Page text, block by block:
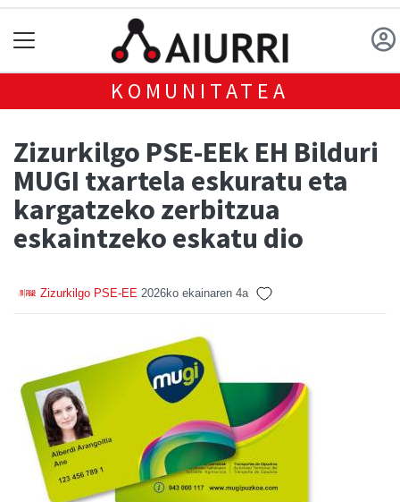
KOMUNITATEA
Zizurkilgo PSE-EEk EH Bilduri
MUGI txartela eskuratu eta
kargatzeko zerbitzua
eskaintzeko eskatu dio
Zizurkilgo PSE-EE 2026ko ekainaren 4a